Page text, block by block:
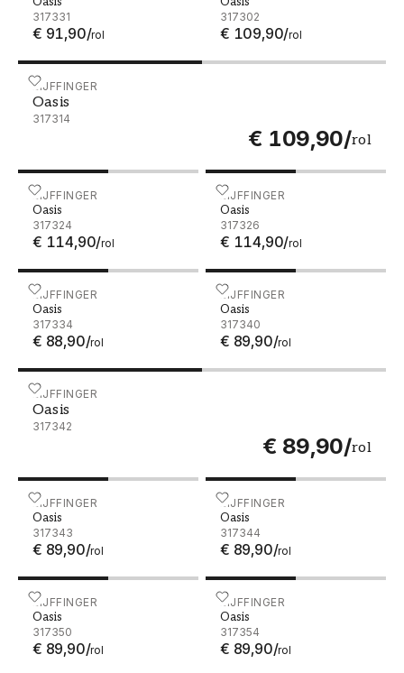
317331
€ 91,90/rol
317302
€ 109,90/rol
EIJFFINGER
Oasis
317314
€ 109,90/rol
Oasis - 317314
EIJFFINGER
Oasis
317324
€ 114,90/rol
Oasis - 317324 EIJFFINGER
Oasis
317326
€ 114,90/rol
Oasis - 317326
EIJFFINGER
Oasis
317334
€ 88,90/rol
Oasis - 317334 EIJFFINGER
Oasis
317340
€ 89,90/rol
Oasis - 317340
EIJFFINGER
Oasis
317342
€ 89,90/rol
Oasis - 317342
EIJFFINGER
Oasis
317343
€ 89,90/rol
Oasis - 317343 EIJFFINGER
Oasis
317344
€ 89,90/rol
Oasis - 317344
EIJFFINGER
Oasis
317350
€ 89,90/rol
Oasis - 317350 EIJFFINGER
Oasis
317354
€ 89,90/rol
Oasis - 317354